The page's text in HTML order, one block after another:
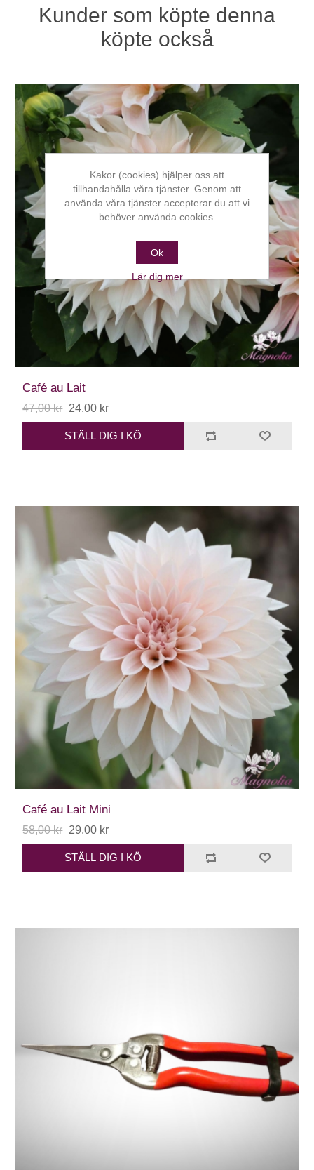
Kunder som köpte denna
köpte också
Café au Lait
47,00 kr 24,00 kr
STÄLL DIG I KÖ
Café au Lait Mini
58,00 kr 29,00 kr
STÄLL DIG I KÖ
Kakor (cookies) hjälper oss att
tillhandahålla våra tjänster. Genom att
använda våra tjänster accepterar du att vi
behöver använda cookies.
Ok
Lär dig mer